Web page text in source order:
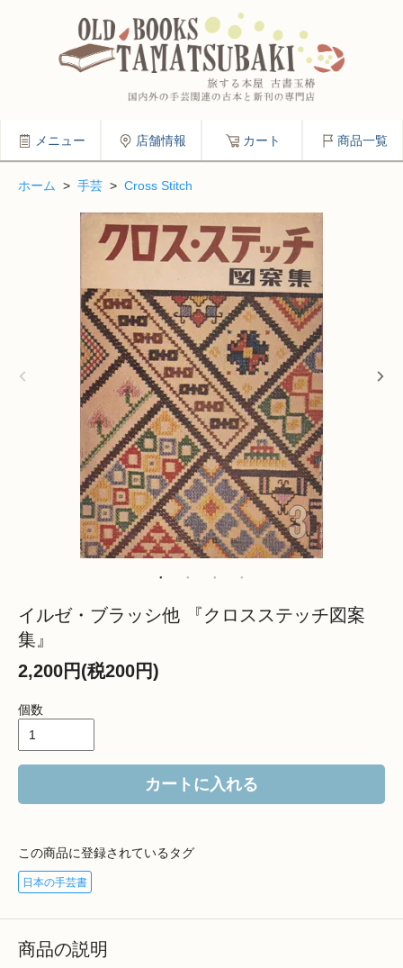
メニュー 店舗情報 カート 商品一覧
ホーム > 手芸 > Cross Stitch
イルゼ・ブラッシ他 『クロスステッチ図案
集』
2,200円(税200円)
個数
カートに入れる
この商品に登録されているタグ
日本の手芸書
商品の説明